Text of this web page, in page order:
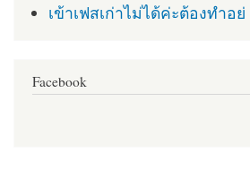
เข้าเฟสเก่าไม่ได้ค่ะต้องทำอย่
Facebook